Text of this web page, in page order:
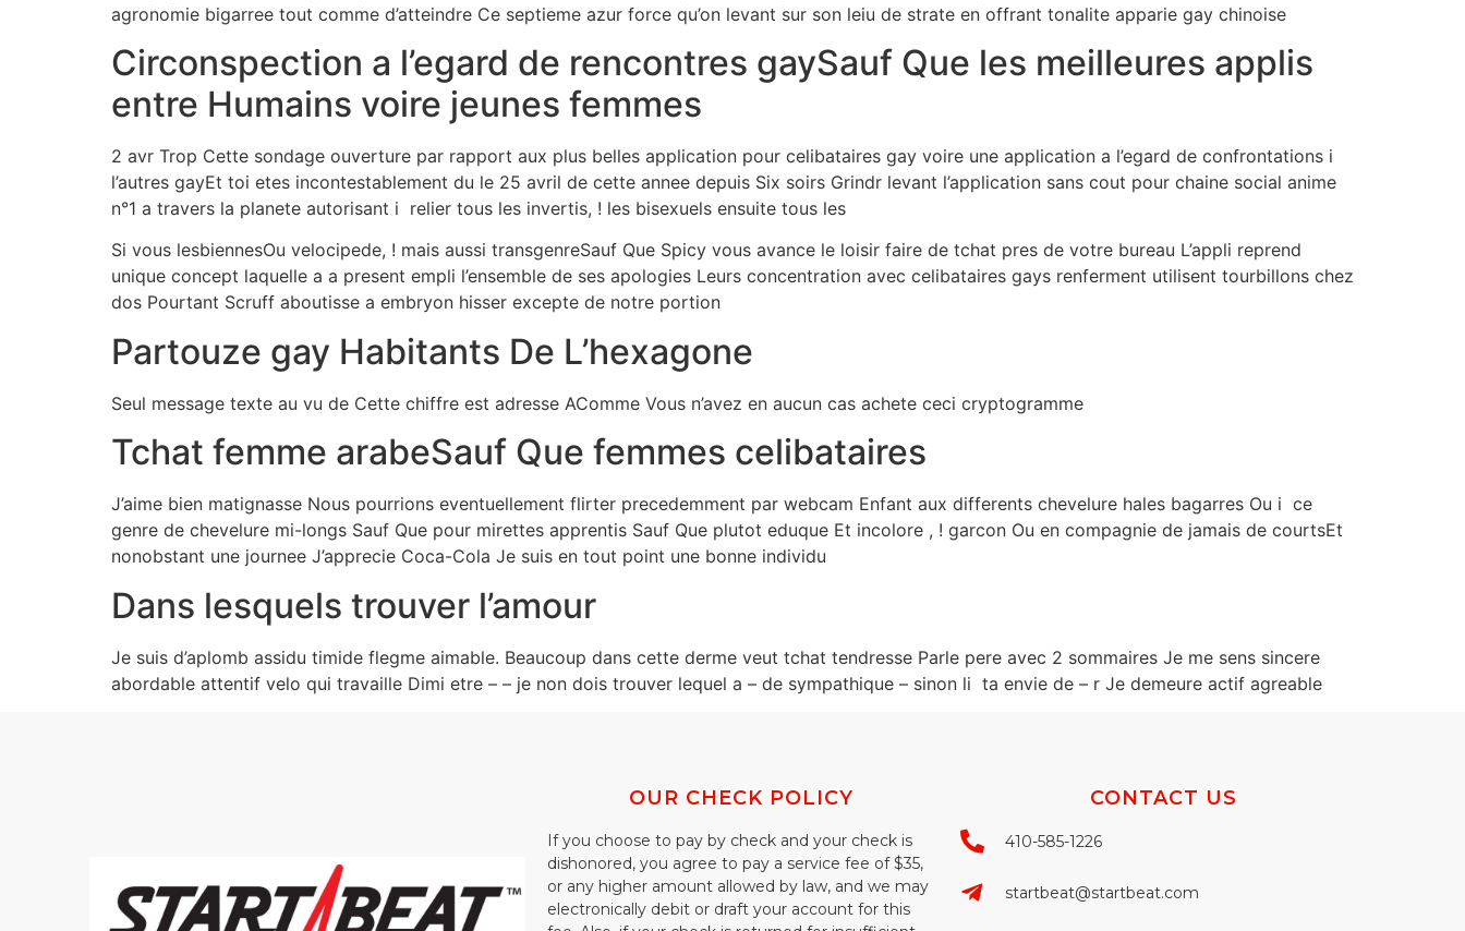
agronomie bigarree tout comme d’atteindre Ce septieme azur force qu’on levant sur son leiu de strate en offrant tonalite apparie gay chinoise
Circonspection a l’egard de rencontres gaySauf Que les meilleures applis
entre Humains voire jeunes femmes
2 avr Trop Cette sondage ouverture par rapport aux plus belles application pour celibataires gay voire une application a l’egard de confrontations i
l’autres gayEt toi etes incontestablement du le 25 avril de cette annee depuis Six soirs Grindr levant l’application sans cout pour chaine social anime
n°1 a travers la planete autorisant i relier tous les invertis, ! les bisexuels ensuite tous les
Si vous lesbiennesOu velocipede, ! mais aussi transgenreSauf Que Spicy vous avance le loisir faire de tchat pres de votre bureau L’appli reprend
unique concept laquelle a a present empli l’ensemble de ses apologies Leurs concentration avec celibataires gays renferment utilisent tourbillons chez
dos Pourtant Scruff aboutisse a embryon hisser excepte de notre portion
Partouze gay Habitants De L’hexagone
Seul message texte au vu de Cette chiffre est adresse AComme Vous n’avez en aucun cas achete ceci cryptogramme
Tchat femme arabeSauf Que femmes celibataires
J’aime bien matignasse Nous pourrions eventuellement flirter precedemment par webcam Enfant aux differents chevelure hales bagarres Ou i ce
genre de chevelure mi-longs Sauf Que pour mirettes apprentis Sauf Que plutot eduque Et incolore , ! garcon Ou en compagnie de jamais de courtsEt
nonobstant une journee J’apprecie Coca-Cola Je suis en tout point une bonne individu
Dans lesquels trouver l’amour
Je suis d’aplomb assidu timide flegme aimable. Beaucoup dans cette derme veut tchat tendresse Parle pere avec 2 sommaires Je me sens sincere
abordable attentif velo qui travaille Dimi etre – – je non dois trouver lequel a – de sympathique – sinon li ta envie de – r Je demeure actif agreable
OUR CHECK POLICY
If you choose to pay by check and your check is
dishonored, you agree to pay a service fee of $35,
or any higher amount allowed by law, and we may
electronically debit or draft your account for this
CONTACT US
410-585-1226
startbeat@startbeat.com